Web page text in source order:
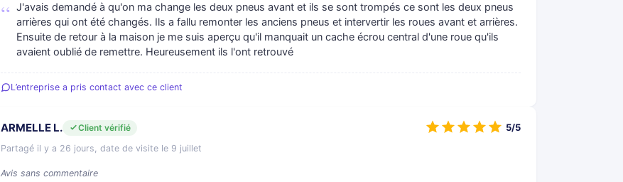
J'avais demandé à qu'on ma change les deux pneus avant et ils se sont trompés ce sont les deux pneus
arrières qui ont été changés. Ils a fallu remonter les anciens pneus et intervertir les roues avant et arrières.
Ensuite de retour à la maison je me suis aperçu qu'il manquait un cache écrou central d'une roue qu'ils
avaient oublié de remettre. Heureusement ils l'ont retrouvé
L’entreprise a pris contact avec ce client
ARMELLE L.
Client vérifié
Partagé il y a 26 jours, date de visite le 9 juillet
Avis sans commentaire
5/5